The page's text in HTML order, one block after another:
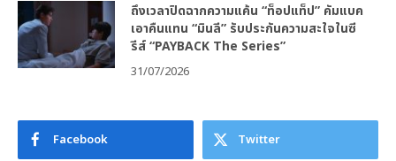
ถึงเวลาปิดฉากความแค้น “ท็อปแท็ป” คัมแบค
เอาคืนแทน “มินลี” รับประกันความสะใจในซี
รีส์ “PAYBACK The Series”
31/07/2026
Facebook Twitter